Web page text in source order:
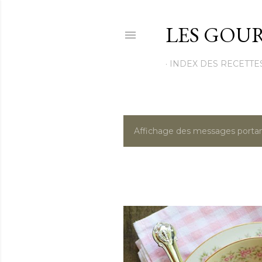
LES
INDEX DES
M
s
a
g
Affichage des messages